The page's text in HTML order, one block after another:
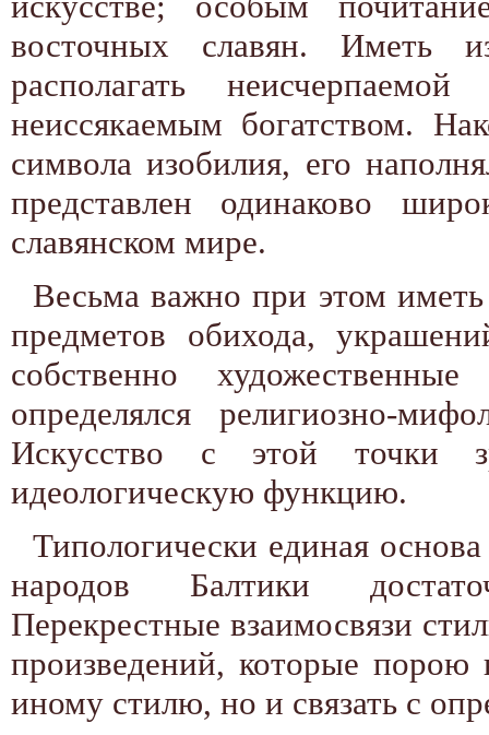
восточных славян. Иметь
располагать
неиссякаемым богатством.
символа изобилия, его
представлен одинаково
славянском мире.
Весьма важно при этом
предметов обихода,
собственно
определялся религиозно-
Искусство с этой точки
идеологическую функцию.
Типологически единая
народов Балтики
Перекрестные взаимосвязи
произведений, которые
иному стилю, но и связать с